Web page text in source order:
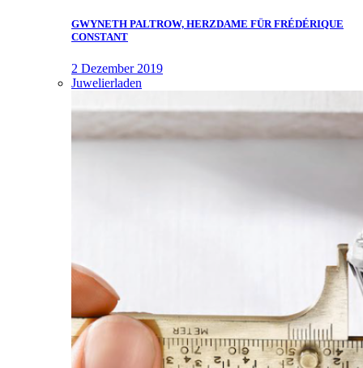
GWYNETH PALTROW, HERZDAME FÜR FRÉDÉRIQUE
CONSTANT
2 Dezember 2019
Juwelierladen